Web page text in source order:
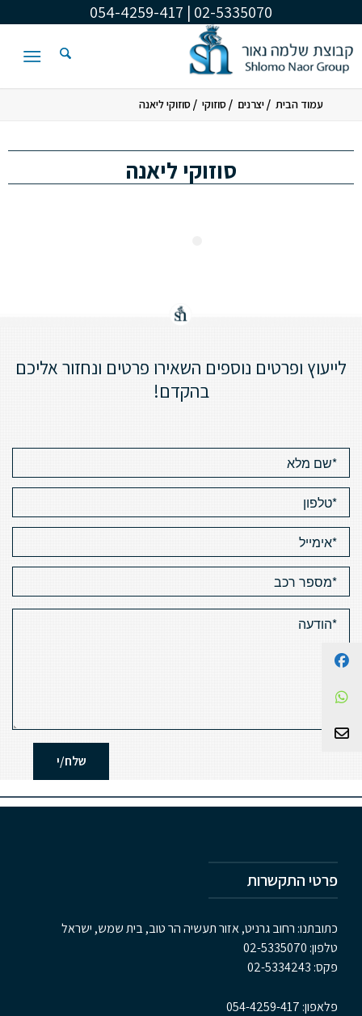
02-5335070 | 054-4259-417
עמוד הבית /יצרנים /סוזוקי /סוזוקי ליאנה
סוזוקי ליאנה
לייעוץ ופרטים נוספים השאירו פרטים ונחזור אליכם
בהקדם!
פרטי התקשרות
כתובתנו: רחוב גרניט, אזור תעשיה הר טוב, בית שמש, ישראל
טלפון: 02-5335070
פקס: 02-5334243
פלאפון: 054-4259-417
צור קשר